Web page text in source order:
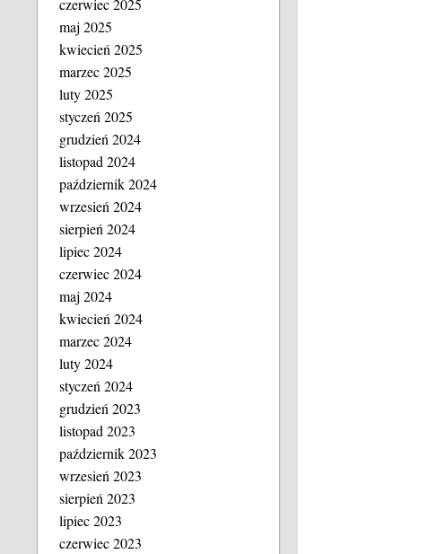
maj 2025
kwiecień 2025
marzec 2025
luty 2025
styczeń 2025
grudzień 2024
listopad 2024
październik 2024
wrzesień 2024
sierpień 2024
lipiec 2024
czerwiec 2024
maj 2024
kwiecień 2024
marzec 2024
luty 2024
styczeń 2024
grudzień 2023
listopad 2023
październik 2023
wrzesień 2023
sierpień 2023
lipiec 2023
czerwiec 2023